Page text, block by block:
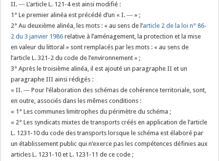
II. ― L’article L. 121-4 est ainsi modifié :
1° Le premier alinéa est précédé d’un « I. ― » ;
2° Au deuxième alinéa, les mots : « au sens de l’article 2 de la loi n° 86-
2 du 3 janvier 1986 relative à l’aménagement, la protection et la mise
en valeur du littoral » sont remplacés par les mots : « au sens de
l’article L. 321-2 du code de l’environnement » ;
3° Après le troisième alinéa, il est ajouté un paragraphe II et un
paragraphe III ainsi rédigés :
« II. ― Pour l’élaboration des schémas de cohérence territoriale, sont,
en outre, associés dans les mêmes conditions :
« 1° Les communes limitrophes du périmètre du schéma ;
« 2° Les syndicats mixtes de transports créés en application de l’article
L. 1231-10 du code des transports lorsque le schéma est élaboré par
un établissement public qui n’exerce pas les compétences définies aux
articles L. 1231-10 et L. 1231-11 de ce code ;